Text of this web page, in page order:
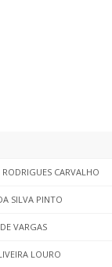
CARVALHO
SILVA PINTO
VARGAS
LOURO